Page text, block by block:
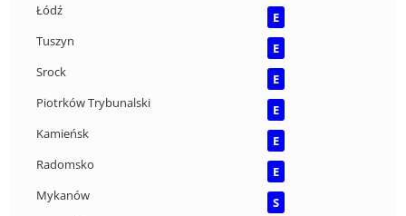
Łódź
E
Tuszyn
E
Srock
E
Piotrków Trybunalski
E
Kamieńsk
E
Radomsko
E
Mykanów
S